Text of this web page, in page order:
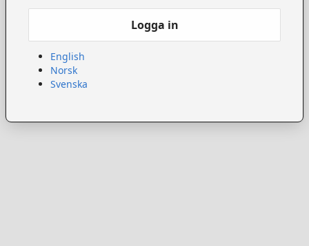
Logga in
English
Norsk
Svenska